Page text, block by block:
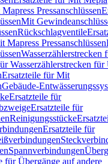
Pressanschlüssen
Mit
Rückschlagventile
Mapress Pressanschlüssen
Wasserzählerstrecken
Wasserzählerstrecken
Ersatzteile für Mit
Gebäude-
Ersatzteile für
Ersatzteile für
Reinigungsstücke
Ersatzteile für
Spannverbindungen
für Übergänge auf andere